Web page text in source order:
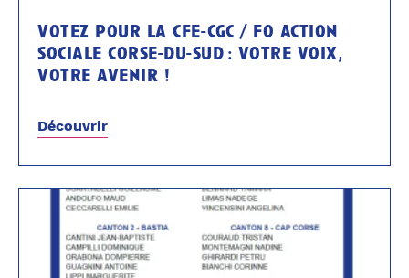
votez pour la cfe-cgc / fo action
sociale corse-du-sud : votre voix,
votre avenir !
Découvrir